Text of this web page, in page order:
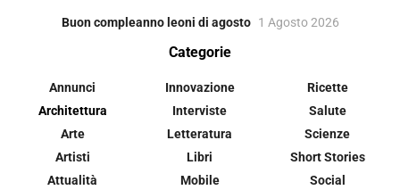
Buon compleanno leoni di agosto 1 Agosto 2026
Categorie
Annunci
Architettura
Arte
Artisti
Attualità
Innovazione
Interviste
Letteratura
Libri
Mobile
Ricette
Salute
Scienze
Short Stories
Social